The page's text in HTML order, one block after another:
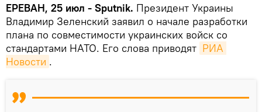
ЕРЕВАН, 25 июл - Sputnik. Президент Украины
Владимир Зеленский заявил о начале разработки
плана по совместимости украинских войск со
стандартами НАТО. Его слова приводят РИА
Новости .